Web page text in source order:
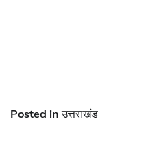
Posted inउत्तराखंड